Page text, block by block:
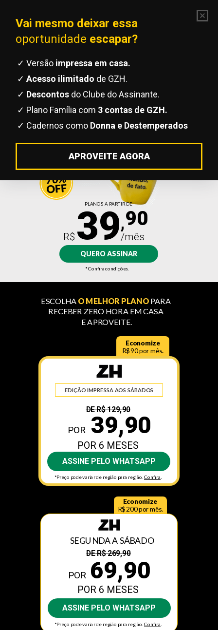
WHATSAPP
DE R$ 129,90
POR 39,90
POR 6 MESES
ASSINE PELO WHATSAPP
*Preço pode variar de região para região.Confira
EDIÇÃO IMPRESSA AOS SÁBADOS
POR 6 MESES
POR 69,90
DE R$ 269,90
ASSINE PELO WHATSAPP
*Preço pode variar de região para região.Confira
SEGUNDA A SÁBADO
Economize
R$90 por mês
Economize
R$200 por mês.
ESCOLHA O MELHOR PLANO PARA
RECEBER ZERO HORA EMCASA
E APROVEITE.
QUERO ASSINAR
* Confira condições.
39,
/mês
PLANOS A PARTIR DE
R$
90
De geração em geração,
o teu mundo, de fato.
Assine Zero Hora e ganhe nosso